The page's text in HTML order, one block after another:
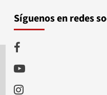
Síguenos en redes
Facebook
Youtube
Instagram